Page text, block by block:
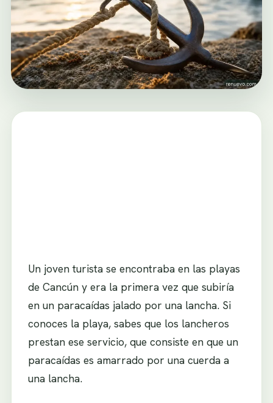
Un joven turista se encontraba en las playas
de Cancún y era la primera vez que subiría
en un paracaídas jalado por una lancha. Si
conoces la playa, sabes que los lancheros
prestan ese servicio, que consiste en que un
paracaídas es amarrado por una cuerda a
una lancha.